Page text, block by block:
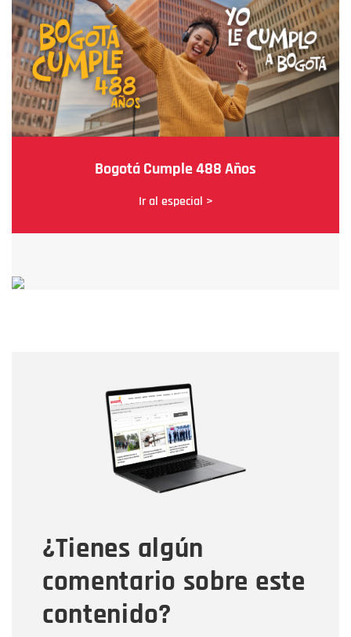
Bogotá Cumple 488 Años
Ir al especial >
¿Tienes algún
comentario sobre este
contenido?
Correo electrónico
Tipo de comentario
Mensaje